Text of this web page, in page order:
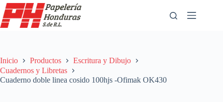
Saltar
al
contenido
Inicio Productos
Escritura y Dibujo
Cuadernos y Libretas
Cuaderno doble linea cosido 100hjs -Ofimak OK430